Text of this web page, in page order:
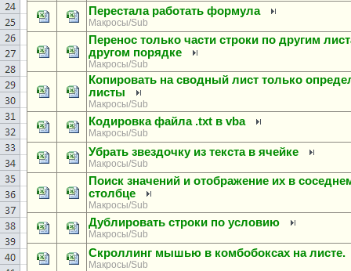
Перестала работать формула
Макросы/Sub
Перенос только части строки по другим
другом порядке
Макросы/Sub
Копировать на сводный лист только
листы
Макросы/Sub
Кодировка файла .txt в vba
Макросы/Sub
Убрать звездочку из текста в ячейке
Макросы/Sub
Поиск значений и отображение их в
столбце
Макросы/Sub
Дублировать строки по условию
Макросы/Sub
Скроллинг мышью в комбобоксах на листе.
Макросы/Sub